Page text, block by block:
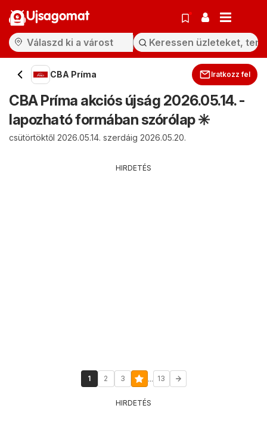
Ujsagomat
CBA Príma Iratkozz fel
CBA Príma akciós újság 2026.05.14. -
lapozható formában szórólap ✳️
csütörtöktől 2026.05.14. szerdáig 2026.05.20.
HIRDETÉS
1 2 3 ... 13
HIRDETÉS